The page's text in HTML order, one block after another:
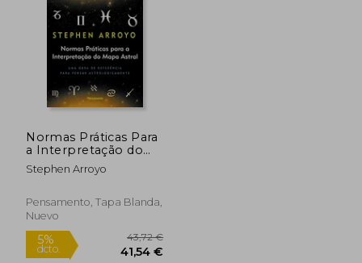
5%
dcto. 19,00 €
Normas Práticas Para
a Interpretação do
Mapa Astral (en
Portugués)
Stephen Arroyo
Pensamento, Tapa Blanda,
Nuevo